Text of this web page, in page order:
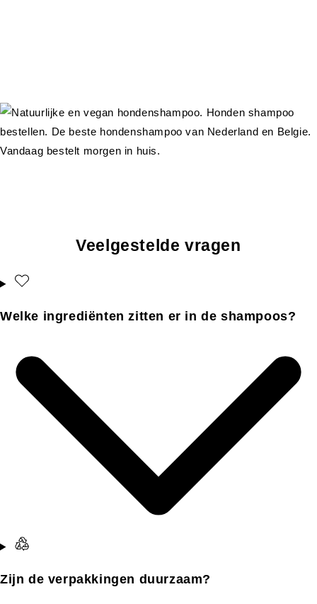
Veelgestelde vragen
Welke ingrediënten zitten er in de shampoos?
Zijn de verpakkingen duurzaam?